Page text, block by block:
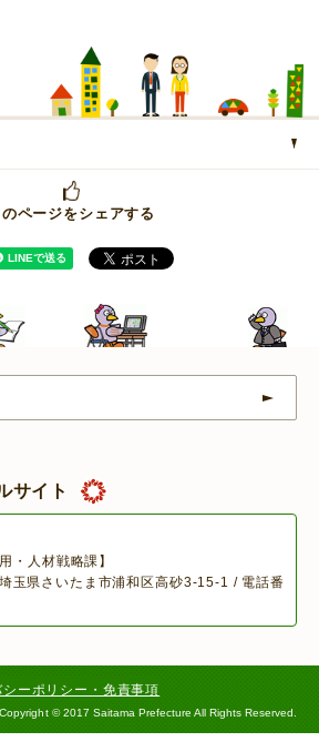
のページをシェアする
サイト
・人材戦略課】
玉県さいたま市浦和区高砂3-15-1 / 電話番
シーポリシー・免責事項
Copyright ©2017 Saitama Prefecture All Rights Reserved.